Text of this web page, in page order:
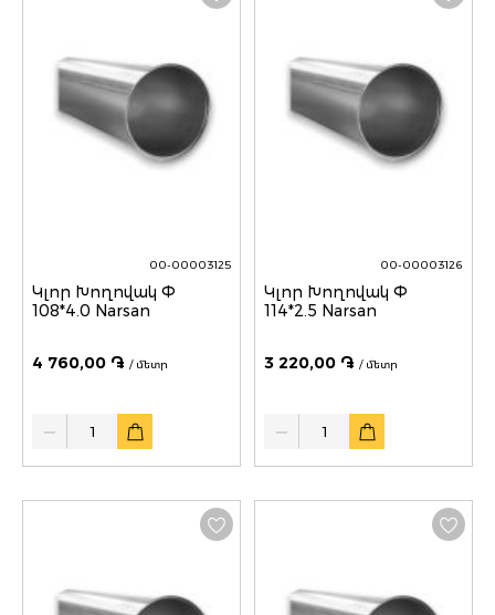
00-00003125
Կլոր Խողովակ Փ
108*4.0 Narsan
4 760,00 ֏ / մետր
Quantity
00-00003126
Կլոր Խողովակ Փ
114*2.5 Narsan
3 220,00 ֏ / մետր
Quantity